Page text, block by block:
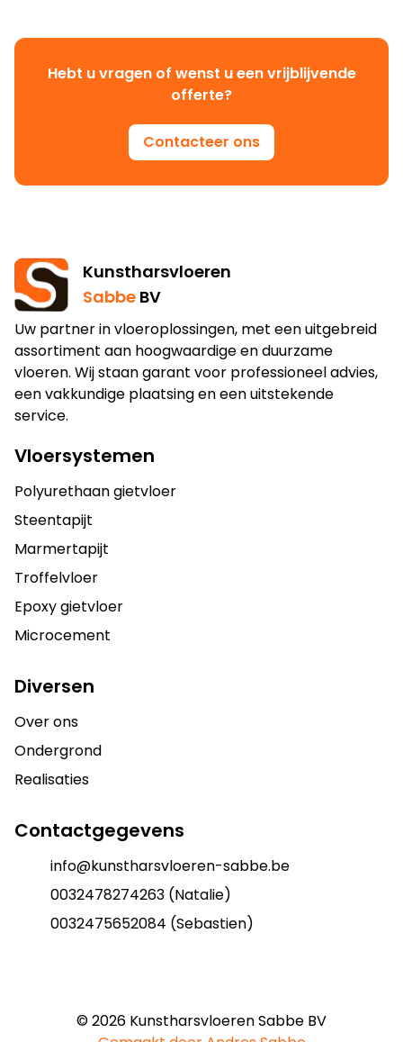
Hebt u vragen of wenst u een vrijblijvende
offerte?
Contacteer ons
Kunstharsvloeren
Sabbe BV
Uw partner in vloeroplossingen, met een uitgebreid
assortiment aan hoogwaardige en duurzame
vloeren. Wij staan garant voor professioneel advies,
een vakkundige plaatsing en een uitstekende
service.
Vloersystemen
Polyurethaan gietvloer
Steentapijt
Marmertapijt
Troffelvloer
Epoxy gietvloer
Microcement
Diversen
Over ons
Ondergrond
Realisaties
Contactgegevens
info@kunstharsvloeren-sabbe.be
0032478274263 (Natalie)
0032475652084 (Sebastien)
©2026 Kunstharsvloeren Sabbe BV